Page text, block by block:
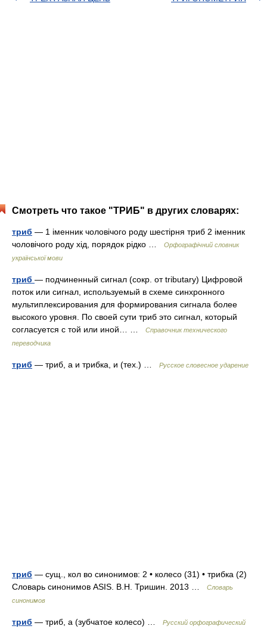
Смотреть что такое "ТРИБ" в других словарях:
триб — 1 іменник чоловічого роду шестірня триб 2 іменник
чоловічого роду хід, порядок рідко …
Орфографічний словник
української мови
триб — подчиненный сигнал (сокр. от tributary) Цифровой
поток или сигнал, используемый в схеме синхронного
мультиплексирования для формирования сигнала более
высокого уровня. По своей сути триб это сигнал, который
согласуется с той или иной… …
Справочник технического
переводчика
триб — триб, а и трибка, и (тех.) … Русское словесное ударение
триб — сущ., кол во синонимов: 2 • колесо (31) • трибка (2)
Словарь синонимов ASIS. В.Н. Тришин. 2013 …
Словарь
синонимов
триб — триб, а (зубчатое колесо) …
Русский орфографический